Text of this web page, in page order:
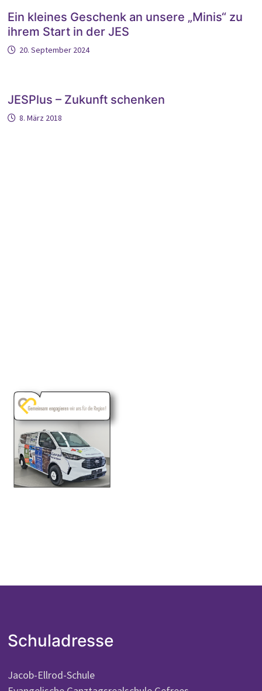
Ein kleines Geschenk an unsere „Minis“ zu
ihrem Start in der JES
20. September 2024
JESPlus – Zukunft schenken
8. März 2018
Schuladresse
Jacob-Ellrod-Schule